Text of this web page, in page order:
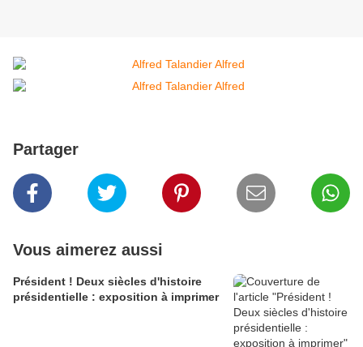
Partager
Vous aimerez aussi
Président ! Deux siècles d'histoire
présidentielle : exposition à imprimer